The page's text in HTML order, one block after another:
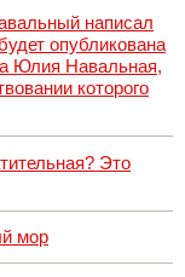
написал
опубликована
Юлия Навальная,
которого
Это
мор